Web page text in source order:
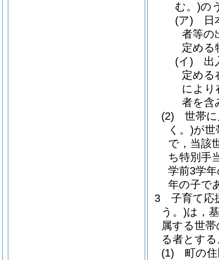
む。)の
(ア)
日
者等の
定める
(イ)
出
定める
により
者を含
(2)
世帯
く。)が世
で，当該
ち特別手
学前3学
年の子で
3
子育て応
う。)は，
属する世
る者とす
(1)
町の